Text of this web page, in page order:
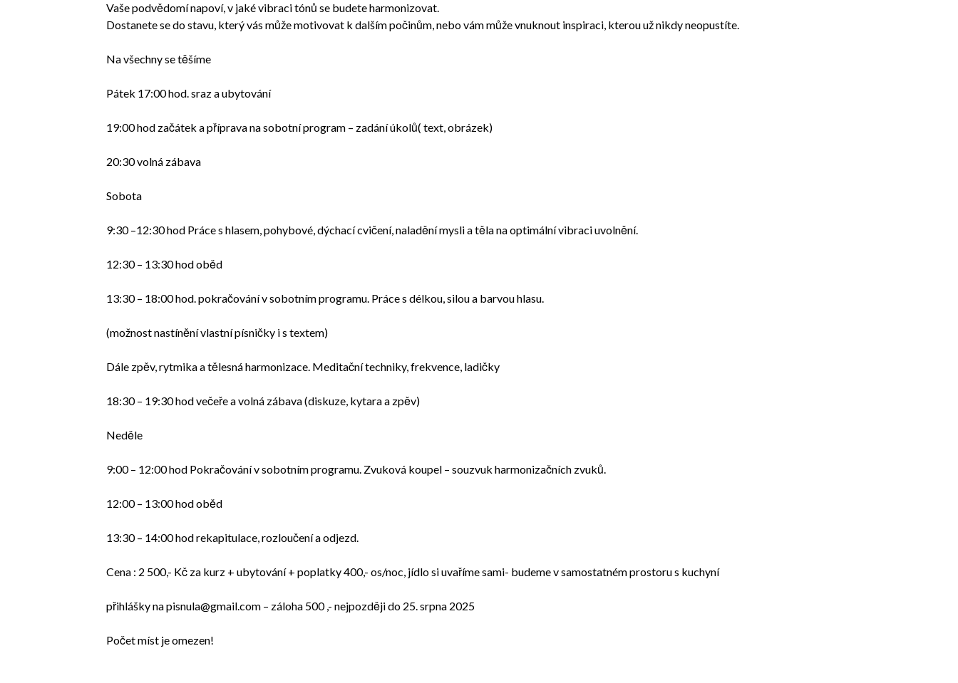
Vaše podvědomí napoví, v jaké vibraci tónů se budete harmonizovat.
Dostanete se do stavu, který vás může motivovat k dalším počinům, nebo vám může vnuknout inspiraci, kterou už nikdy neopustíte.
Na všechny se těšíme
Pátek 17:00 hod. sraz a ubytování
19:00 hod začátek a příprava na sobotní program – zadání úkolů( text, obrázek)
20:30 volná zábava
Sobota
9:30 –12:30 hod Práce s hlasem, pohybové, dýchací cvičení, naladění mysli a těla na optimální vibraci uvolnění.
12:30 – 13:30 hod oběd
13:30 – 18:00 hod. pokračování v sobotním programu. Práce s délkou, silou a barvou hlasu.
(možnost nastínění vlastní písničky i s textem)
Dále zpěv, rytmika a tělesná harmonizace. Meditační techniky, frekvence, ladičky
18:30 – 19:30 hod večeře a volná zábava (diskuze, kytara a zpěv)
Neděle
9:00 – 12:00 hod Pokračování v sobotním programu. Zvuková koupel – souzvuk harmonizačních zvuků.
12:00 – 13:00 hod oběd
13:30 – 14:00 hod rekapitulace, rozloučení a odjezd.
Cena : 2 500,- Kč za kurz + ubytování + poplatky 400,- os/noc, jídlo si uvaříme sami- budeme v samostatném prostoru s kuchyní
přihlášky na pisnula@gmail.com – záloha 500 ,- nejpozději do 25. srpna 2025
Počet míst je omezen!